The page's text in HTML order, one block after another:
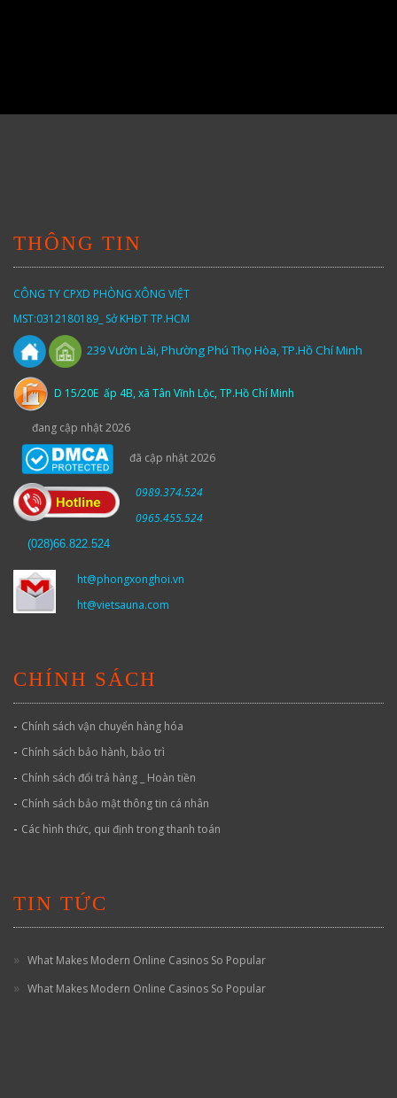
THÔNG TIN
CÔNG TY CPXD PHÒNG XÔNG VIỆT
MST:0312180189_ Sở KHĐT TP.HCM
239Vườn Lài,Phường Phú Thọ Hòa, TP.Hồ Chí Minh
D 15/20E ấp 4B, xã Tân Vĩnh Lộc, TP.Hồ Chí Minh
đang cập nhật 2026
đã cập nhật 2026
0989.374.524
0965.455.524
(028)66.822.524
ht@phongxonghoi.vn
ht@vietsauna.com
CHÍNH SÁCH
- Chính sách vận chuyển hàng hóa
- Chính sách bảo hành, bảo trì
- Chính sách đổi trả hàng _ Hoàn tiền
- Chính sách bảo mật thông tin cá nhân
- Các hình thức, qui định trong thanh toán
TIN TỨC
What Makes Modern Online Casinos So Popular
What Makes Modern Online Casinos So Popular